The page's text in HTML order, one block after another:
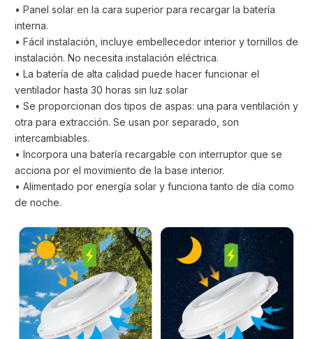
• Panel solar en la cara superior para recargar la batería
interna.
• Fácil instalación, incluye embellecedor interior y tornillos de
instalación. No necesita instalación eléctrica.
• La batería de alta calidad puede hacer funcionar el
ventilador hasta 30 horas sin luz solar
• Se proporcionan dos tipos de aspas: una para ventilación y
otra para extracción. Se usan por separado, son
intercambiables.
• Incorpora una batería recargable con interruptor que se
acciona por el movimiento de la base interior.
• Alimentado por energía solar y funciona tanto de día como
de noche.